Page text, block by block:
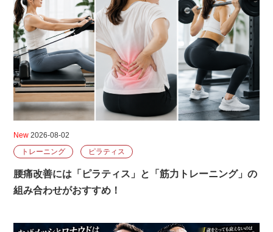
New2026-08-02
トレーニング
ピラティス
腰痛改善には「ピラティス」と「筋力トレーニング」の
組み合わせがおすすめ！